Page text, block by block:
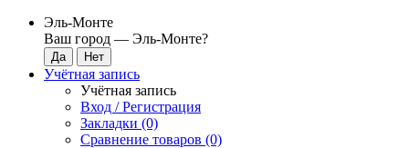
Эль-Монте
Ваш город — Эль-Монте?
Учётная запись
Учётная запись
Вход / Регистрация
Закладки (0)
Сравнение товаров (0)